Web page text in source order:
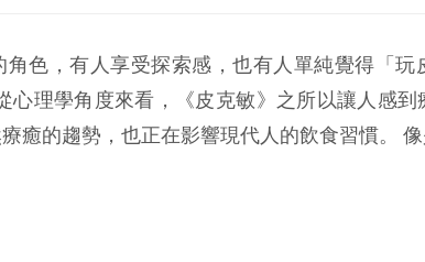
角色，有人享受探索感，也有人單純覺得「
心理學角度來看，《皮克敏》之所以讓人感
癒的趨勢，也正在影響現代人的飲食習慣。